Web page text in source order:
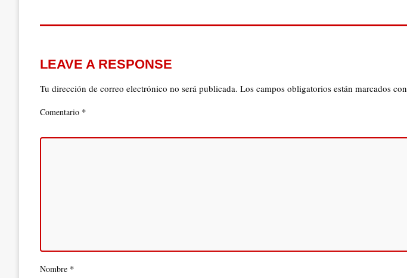
LEAVE A RESPONSE
Tu dirección de correo electrónico no será publicada. Los campos obligatorios están marcados con
Comentario *
Nombre *